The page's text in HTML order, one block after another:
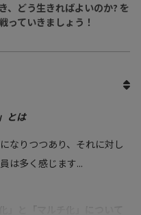
、どう生きればよいのか? を
っていきましょう！
とは
なりつつあり、それに対し
は多く感じます...